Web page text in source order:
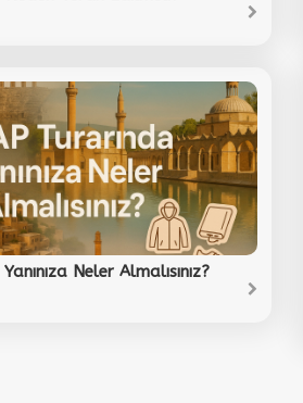
Neler Almalısınız?